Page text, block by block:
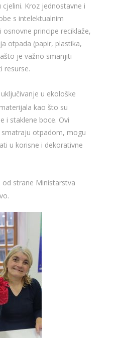
Kroz jednostavne i
s intelektualnim
principe reciklaže,
otpada (papir, plastika,
je važno smanjiti
resurse.
u ekološke
kao što su
i staklene boce. Ovi
otpadom, mogu
u korisne i dekorativne
strane Ministarstva